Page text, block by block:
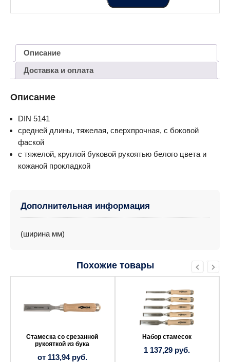
Описание
Доставка и оплата
Описание
DIN 5141
средней длины, тяжелая, сверхпрочная, с боковой
фаской
с тяжелой, круглой буковой рукоятью белого цвета и
кожаной прокладкой
Дополнительная информация
(ширина мм)
Похожие товары
Стамеска со срезанной
рукояткой из бука
от 113,94 руб.
несколько
вариаций.
выбрать
товара.
Набор стамесок
1 137,29 руб.